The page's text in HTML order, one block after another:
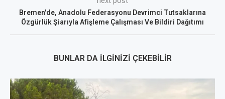
Bremen'de, Anadolu Federasyonu Devrimci Tutsaklarına
Özgürlük Şiarıyla Afişleme Çalışması Ve Bildiri Dağıtımı
BUNLAR DA İLGINIZI ÇEKEBILIR